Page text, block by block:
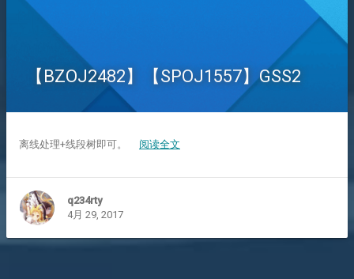
【BZOJ2482】【SPOJ1557】GSS2
离线处理+线段树即可。 阅读全文
q234rty
4月 29, 2017